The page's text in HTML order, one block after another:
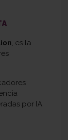
, es la
por IA.